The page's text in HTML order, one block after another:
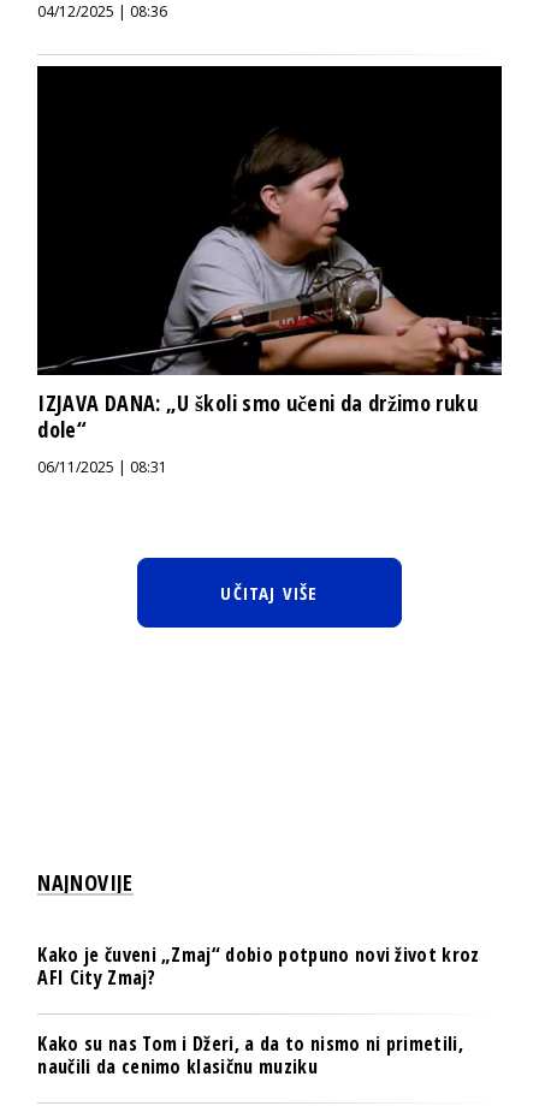
04/12/2025 | 08:36
IZJAVA DANA: „U školi smo učeni da držimo ruku
dole“
06/11/2025 | 08:31
UČITAJ VIŠE
NAJNOVIJE
Kako je čuveni „Zmaj“ dobio potpuno novi život kroz
AFI City Zmaj?
Kako su nas Tom i Džeri, a da to nismo ni primetili,
naučili da cenimo klasičnu muziku